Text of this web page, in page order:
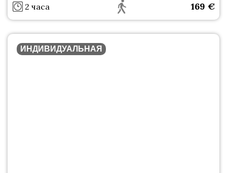
2 часа 169 €
ИНДИВИДУАЛЬНАЯ